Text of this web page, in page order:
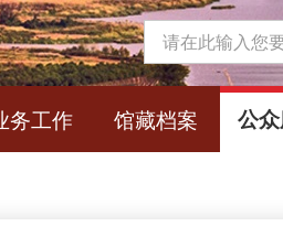
务工作 馆藏档案 公